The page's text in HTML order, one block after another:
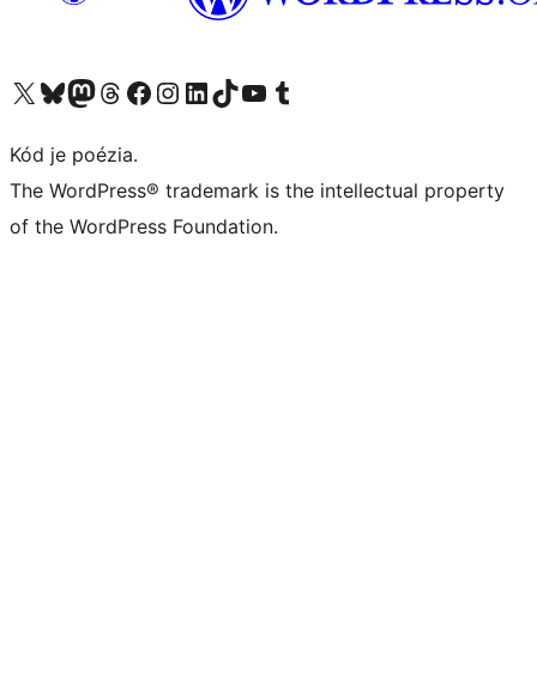
Navštívte náš účet na X (predtým Twitter)
Navštívte náš účet na platforme Bluesky
Navštívte náš účet na Mastodone
Navštívte náš účet na platforme Threads
Navštívte našu stránku na Facebooku
Navštívte náš účet Instagram
Navštívte náš účet LinkedIn
Navštívte náš účet na platforme TikTok
Navštívte náš kanál YouTube
Navštívte náš účet na platforme Tumblr
Kód je poézia.
The WordPress® trademark is the intellectual property
of the WordPress Foundation.